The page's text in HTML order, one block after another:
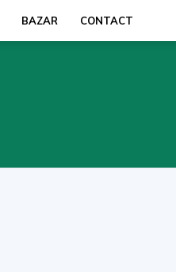
BAZAR CONTACT